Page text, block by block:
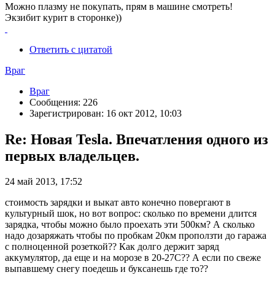
Можно плазму не покупать, прям в машине смотреть!
Экзибит курит в сторонке))
Ответить с цитатой
Враг
Враг
Сообщения: 226
Зарегистрирован: 16 окт 2012, 10:03
Re: Новая Tesla. Впечатления одного из
первых владельцев.
24 май 2013, 17:52
стоимость зарядки и выкат авто конечно повергают в
культурный шок, но вот вопрос: сколько по времени длится
зарядка, чтобы можно было проехать эти 500км? А сколько
надо дозаряжать чтобы по пробкам 20км проползти до гаража
с полноценной розеткой?? Как долго держит заряд
аккумулятор, да еще и на морозе в 20-27С?? А если по свеже
выпавшему снегу поедешь и буксанешь где то??